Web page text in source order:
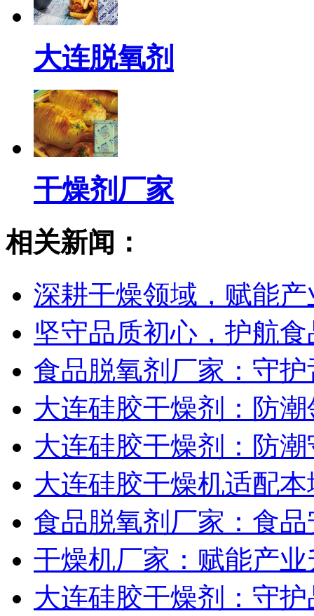
大连脱氧剂
干燥剂厂家
相关新闻：
深耕干燥领域，赋能
坚守品质初心，护航
食品脱氧剂厂家：守
大连硅胶干燥剂：防
大连硅胶干燥剂：防
大连硅胶干燥机适配
食品脱氧剂厂家：食
干燥机厂家：赋能产
大连硅胶干燥剂：守